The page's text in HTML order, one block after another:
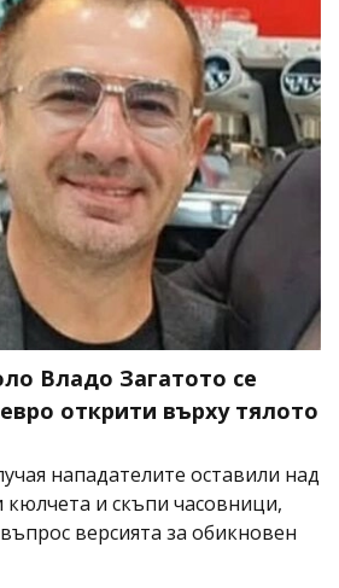
Владо Загатото се
открити върху тялото
нападателите оставили над
кюлчета и скъпи часовници,
версията за обикновен